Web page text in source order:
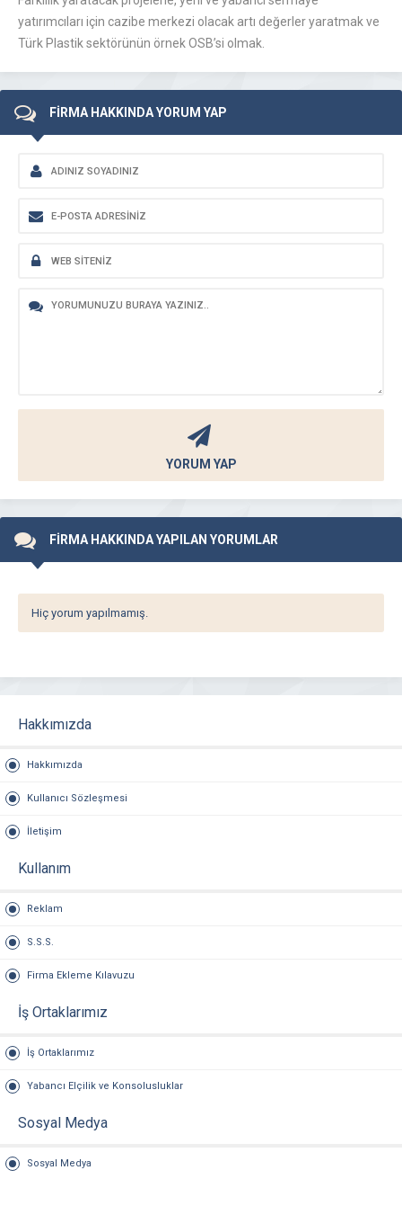
yatırımcıları için cazibe merkezi olacak artı değerler yaratmak ve
Türk Plastik sektörünün örnek OSB’si olmak.
FİRMA HAKKINDA YORUM YAP
YORUM YAP
FİRMA HAKKINDA YAPILAN YORUMLAR
Hiç yorum yapılmamış.
Hakkımızda
Hakkımızda
Kullanıcı Sözleşmesi
İletişim
Kullanım
Reklam
S.S.S.
Firma Ekleme Kılavuzu
İş Ortaklarımız
İş Ortaklarımız
Yabancı Elçilik ve Konsolusluklar
Sosyal Medya
Sosyal Medya